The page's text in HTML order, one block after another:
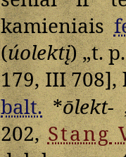
kamieniais
(úolektį) „t.
179, III
balt.*ōlekt-
202,Stang